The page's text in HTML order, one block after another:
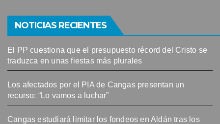
NOTICIAS RECIENTES
El PP cuestiona que el presupuesto récord del Cristo se
traduzca en unas fiestas más plurales
Los afectados por el PIA de Cangas presentan un
recurso: “Lo vamos a luchar”
Cangas estudiará limitar los fondeos en Aldán tras los